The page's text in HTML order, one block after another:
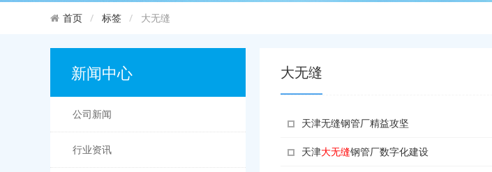
首页 标签 大无缝
新闻中心
公司新闻
行业资讯
大无缝
天津无缝钢管厂精益攻坚
天津大无缝钢管厂数字化建设